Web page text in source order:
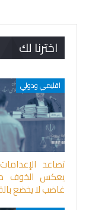
اخترنا لك
اقليمي ودولي
تصاعد
يعكس الخوف
غاضب لا يخضع